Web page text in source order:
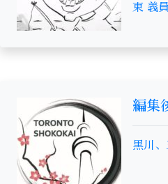
東 義員
編集
黒川